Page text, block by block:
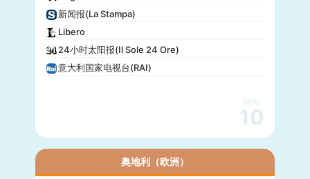
新闻报(La Stampa)
Libero
24小时太阳报(Il Sole 24 Ore)
意大利国家电视台(RAI)
网站
10
奥地利（欧洲）